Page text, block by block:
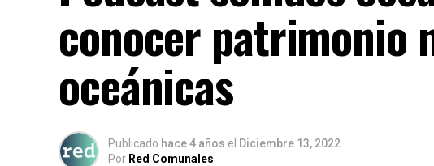
conocer patrimonio
oceánicas
Publicado hace 4 años el Diciembre 13, 2022
Por Red Comunales